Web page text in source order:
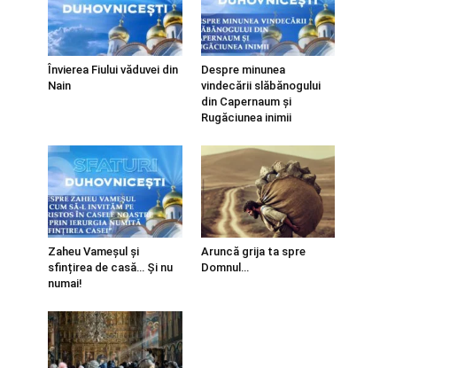
Învierea Fiului văduvei din
Nain
Despre minunea
vindecării slăbănogului
din Capernaum și
Rugăciunea inimii
Zaheu Vameșul și
sfințirea de casă… Și nu
numai!
Aruncă grija ta spre
Domnul…